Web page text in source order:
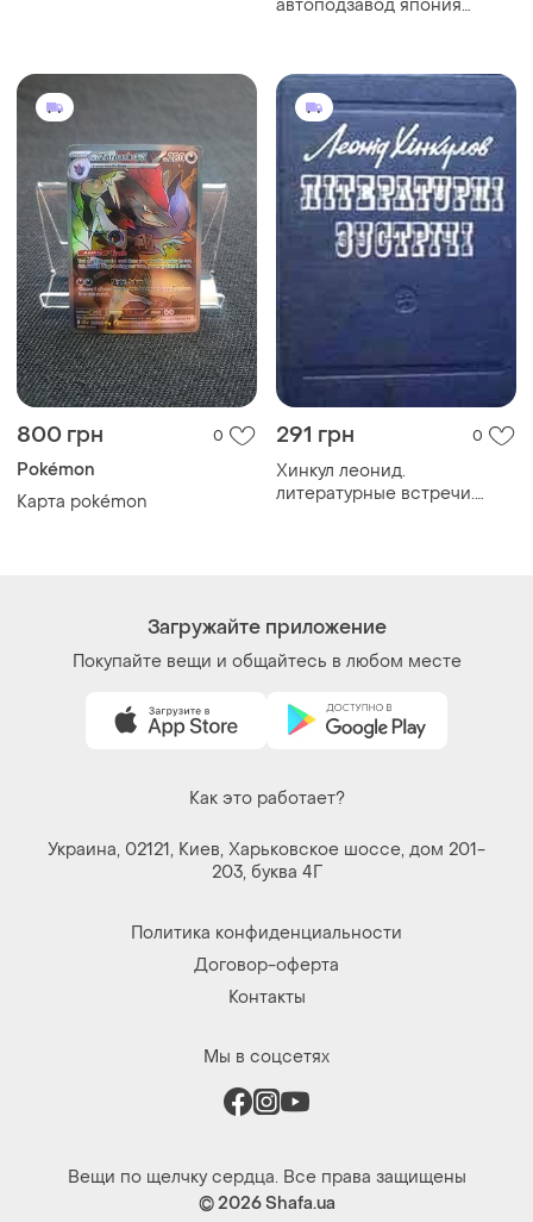
800 грн 0
Pokémon
Карта pokémon
291 грн
Хинкул леонид.
литературные встречи.
рассказы о писателей в
киевые к советскому
писателю 1980 г. 255с.
переплёт твердый,
уменьшенный ф
Загружайте приложение
Как это работает?
Украина, 02121, Киев, Харьковское шоссе, дом 201-
203, буква 4Г
Политика конфиденциальности
Контакты
© 2026Shafa.ua